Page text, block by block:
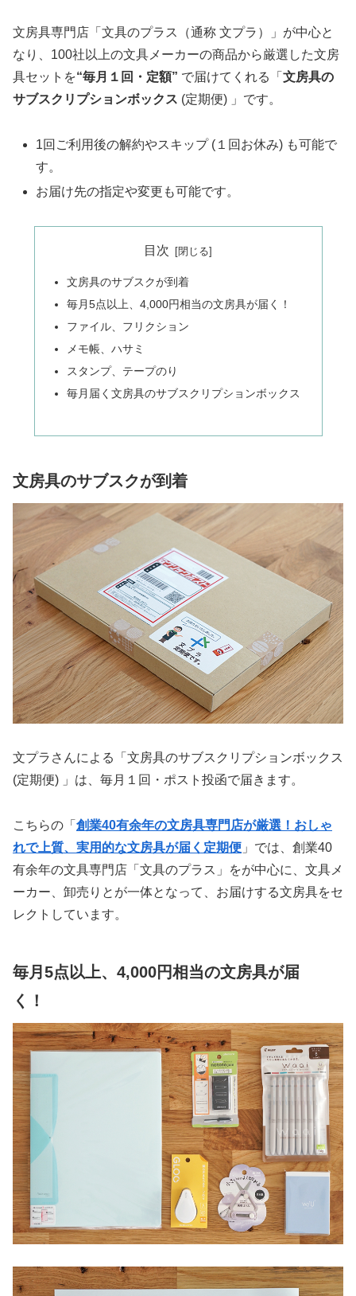
文房具専門店「文具のプラス（通称 文プラ）」が中心と
なり、100社以上の文具メーカーの商品から厳選した文房
具セットを“毎月１回・定額” で届けてくれる「 文房具の
サブスクリプションボックス (定期便) 」です。
1回ご利用後の解約やスキップ (１回お休み) も可能で
す。
お届け先の指定や変更も可能です。
目次
文房具のサブスクが到着
毎月5点以上、4,000円相当の文房具が届く！
ファイル、フリクション
メモ帳、ハサミ
スタンプ、テープのり
毎月届く文房具のサブスクリプションボックス
文房具のサブスクが到着
文プラさんによる「文房具のサブスクリプションボックス
(定期便) 」は、毎月１回・ポスト投函で届きます。
こちらの「 創業40有余年の文房具専門店が厳選！おしゃ
れで上質、実用的な文房具が届く定期便 」では、創業40
有余年の文具専門店「文具のプラス」をが中心に、文具メ
ーカー、卸売りとが一体となって、お届けする文房具をセ
レクトしています。
毎月5点以上、4,000円相当の文房具が届
く！